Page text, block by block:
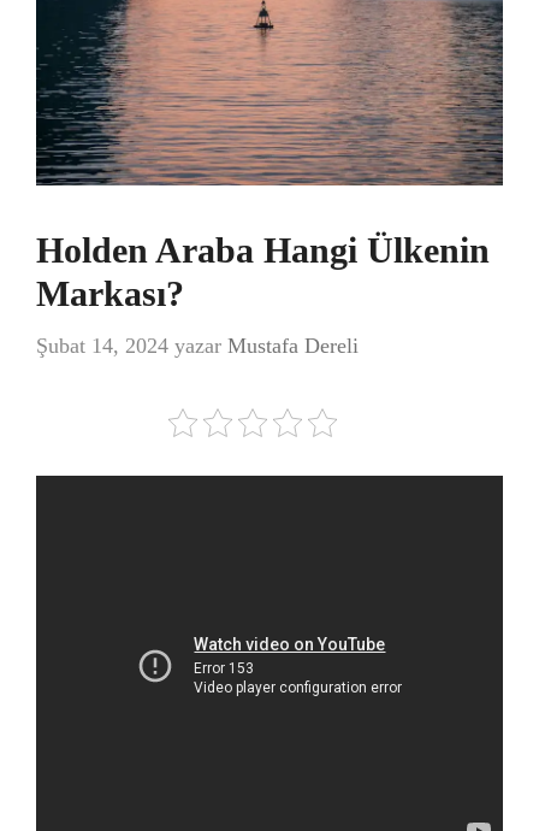
Holden Araba Hangi Ülkenin
Markası?
Şubat 14, 2024 yazar Mustafa Dereli